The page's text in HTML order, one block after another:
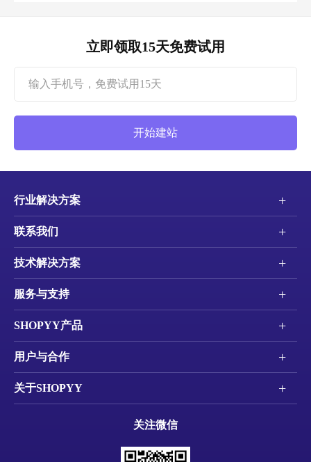
立即领取15天免费试用
开始建站
行业解决方案 +
联系我们 +
技术解决方案 +
服务与支持 +
SHOPYY产品 +
用户与合作 +
关于SHOPYY +
关注微信